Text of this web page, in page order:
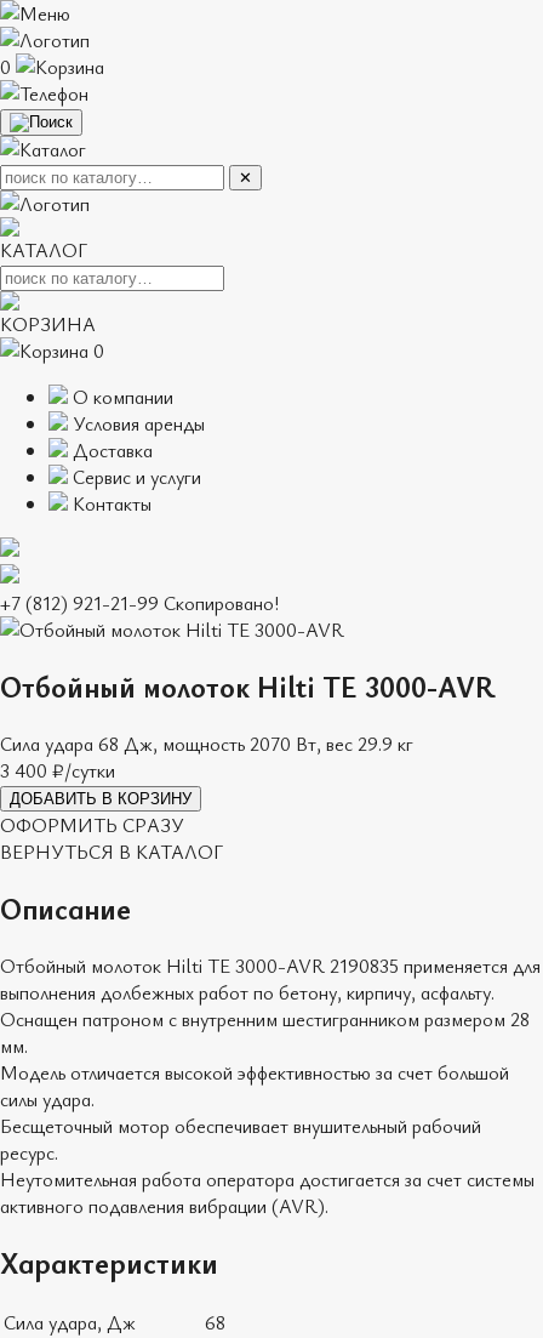
0
✕
КАТАЛОГ
КОРЗИНА
0
О компании
Условия аренды
Доставка
Сервис и услуги
Контакты
+7 (812) 921-21-99 Скопировано!
Отбойный молоток Hilti TE 3000-AVR
Сила удара 68 Дж, мощность 2070 Вт, вес 29.9 кг
3 400 ₽/сутки
ДОБАВИТЬ В КОРЗИНУ
ОФОРМИТЬ СРАЗУ
ВЕРНУТЬСЯ В КАТАЛОГ
Описание
Отбойный молоток Hilti TE 3000-AVR 2190835 применяется для
выполнения долбежных работ по бетону, кирпичу, асфальту.
Оснащен патроном с внутренним шестигранником размером 28
мм.
Модель отличается высокой эффективностью за счет большой
силы удара.
Бесщеточный мотор обеспечивает внушительный рабочий
ресурс.
Неутомительная работа оператора достигается за счет системы
активного подавления вибрации (AVR).
Характеристики
Сила удара, Дж
68